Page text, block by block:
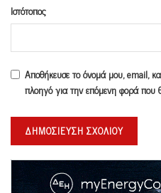
Ιστότοπος
Αποθήκευσε το όνομά μου, email,
πλοηγό για την επόμενη φορά που